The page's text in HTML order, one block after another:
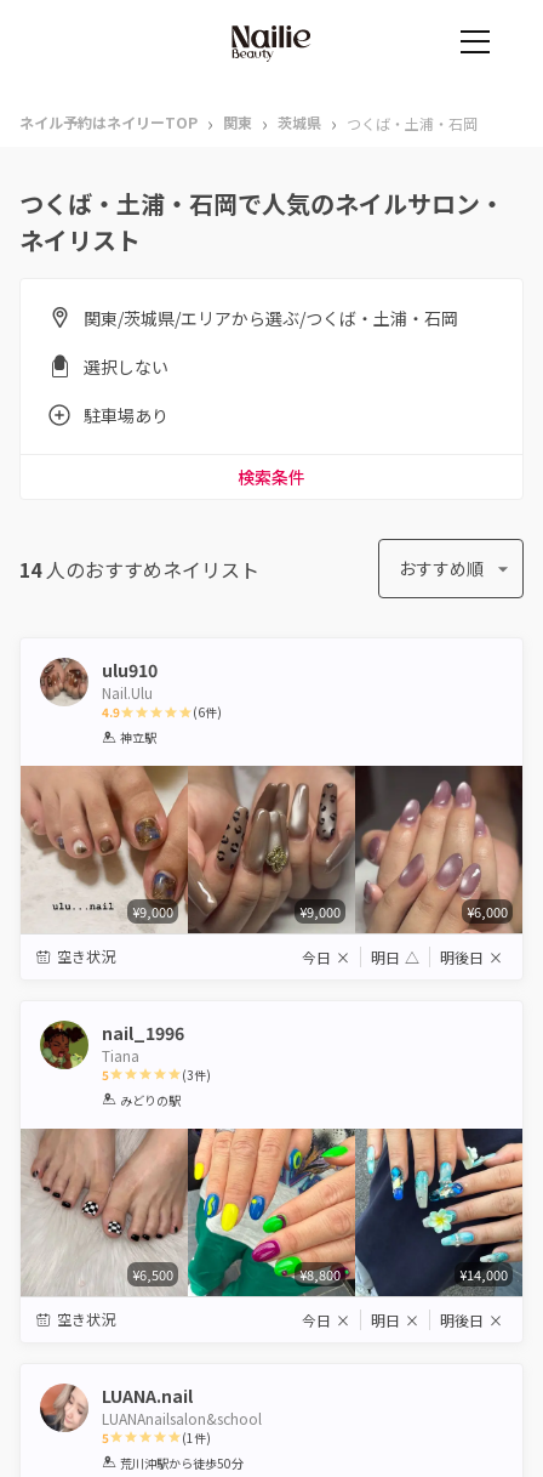
ネイル予約はネイリーTOP › 関東 › 茨城県 › つくば・土浦・石岡
つくば・土浦・石岡で人気のネイルサロン・
ネイリスト
関東/茨城県/エリアから選ぶ/つくば・土浦・石岡
選択しない
駐車場あり
検索条件
14人のおすすめネイリスト おすすめ順
ulu910
Nail.Ulu
4.9
1 2 3
(6件)
神立駅
¥9,000 ¥9,000 ¥6,000
空き状況 今日 × 明日 △ 明後日 ×
nail_1996
Tiana
5
1 2 3 4 5
(3件)
みどりの駅
¥6,500 ¥8,800 ¥14,000
空き状況 今日 × 明日 × 明後日 ×
LUANA.nail
LUANAnailsalon&school
5
1 2 3 4 5
(1件)
荒川沖駅から徒歩50分